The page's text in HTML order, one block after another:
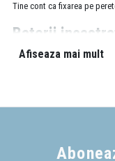
Tine cont ca fixarea pe
Baterii
Bateriile cu montaj
Daca ai intrebari
Afiseaza mai mult